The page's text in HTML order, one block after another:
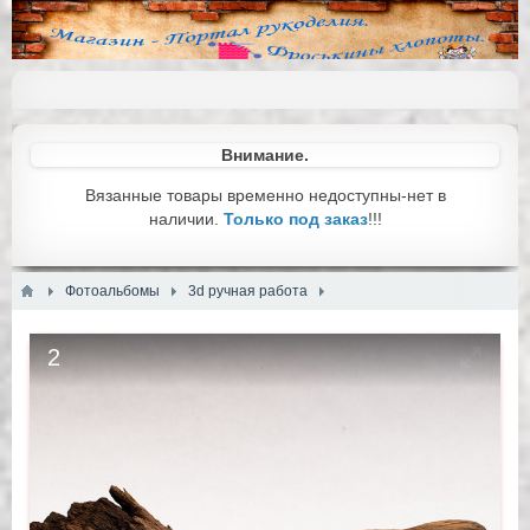
Внимание.
Вязанные товары временно недоступны-нет в
наличии. Только под заказ!!!
Фотоальбомы 3d ручная работа
2